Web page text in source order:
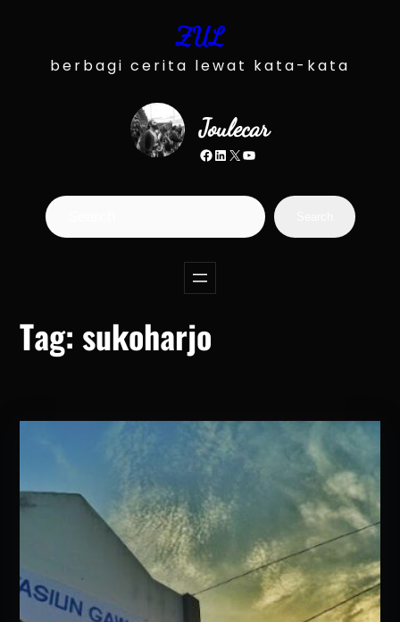
content
ZUL
berbagi cerita lewat kata-kata
Joulecar
Facebook LinkedIn X YouTube
S
e
h
Tag:sukoharjo